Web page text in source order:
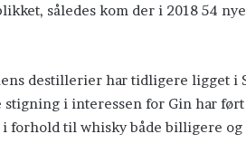
således kom der i 2018 54
destillerier har tidligere ligget i
stigning i interessen for Gin har
forhold til whisky både billigere